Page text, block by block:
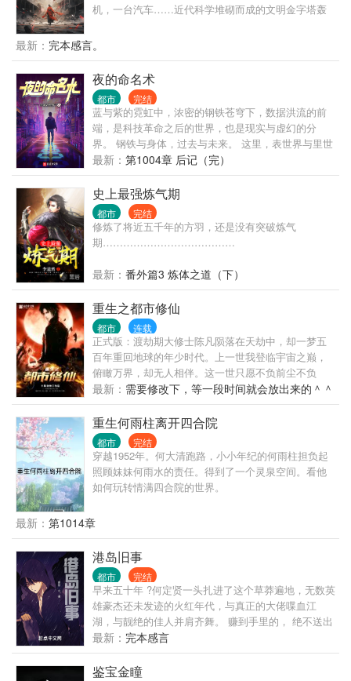
机，一台汽车……近代科学堆砌而成的文明金字塔轰
拖入无序的深渊。 在这个时代，人命渺如尘埃； 在这
个时代，人类灿若星辰。 大厦将倾，有人见一戏子屹
立文明废墟之上，红帔似血，时笑时哭， 时代的帘幕
在他身后缓缓打开，他张开双臂，对着累累众生轻声
低语—— “好戏……开场。”
最新： 完本感言。
夜的命名术
都市 完结
蓝与紫的霓虹中，浓密的钢铁苍穹下，数据洪流的前
端，是科技革命之后的世界，也是现实与虚幻的分
界。 钢铁与身体，过去与未来。 这里，表世界与里世
界并存，面前的一切，像是时间之墙近在眼前。 黑暗
逐渐笼罩。 可你要明白啊我的朋友，我们不能用温柔
去应对黑暗，要用火。
最新： 第1004章 后记（完）
史上最强炼气期
都市 完结
修炼了将近五千年的方羽，还是没有突破炼气
期…………………………………
最新： 番外篇3 炼体之道（下）
重生之都市修仙
都市 连载
正式版：渡劫期大修士陈凡陨落在天劫中，却一梦五
百年重回地球的年少时代。上一世我登临宇宙之巅，
俯瞰万界，却无人相伴。这一世只愿不负前尘不负
卿。通俗版：修行五百年的渡劫期修仙者重生回都
市，弥补遗憾，扮猪吃老虎的故事。修仙书友群：
415550977，欢迎各位书友。
最新： 需要修改下，等一段时间就会放出来的＾＾
重生何雨柱离开四合院
都市 完结
穿越1952年。何大清跑路，小小年纪的何雨柱担负起
照顾妹妹何雨水的责任。得到了一个灵泉空间。看他
如何玩转情满四合院的世界。
最新： 第1014章
港岛旧事
都市 完结
早来五十年 ?何定贤一头扎进了这个草莽遍地，无数英
雄豪杰还未发迹的火红年代，与真正的大佬喋血江
湖，与靓绝的佳人并肩齐舞。 赚到手里的， 绝不送出
去！
最新： 完本感言
鉴宝金瞳